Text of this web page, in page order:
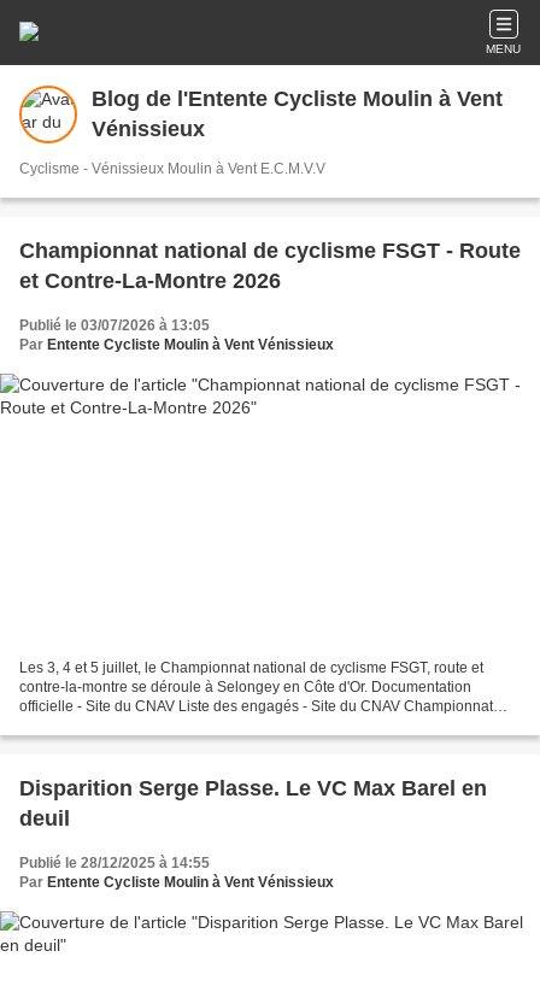
MENU
Blog de l'Entente Cycliste Moulin à Vent
Vénissieux
Cyclisme - Vénissieux Moulin à Vent E.C.M.V.V
Championnat national de cyclisme FSGT - Route
et Contre-La-Montre 2026
Publié le 03/07/2026 à 13:05
Par Entente Cycliste Moulin à Vent Vénissieux
Les 3, 4 et 5 juillet, le Championnat national de cyclisme FSGT, route et
contre-la-montre se déroule à Selongey en Côte d'Or. Documentation
officielle - Site du CNAV Liste des engagés - Site du CNAV Championnat
Disparition Serge Plasse. Le VC Max Barel en
deuil
Publié le 28/12/2025 à 14:55
Par Entente Cycliste Moulin à Vent Vénissieux